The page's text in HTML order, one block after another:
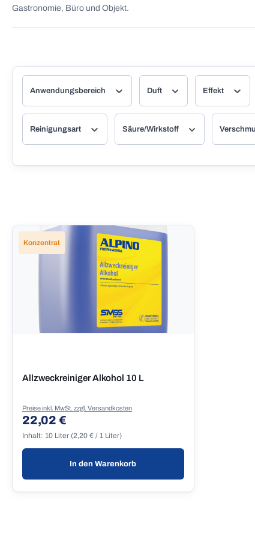
Gastronomie, Büro und Objekt.
Anwendungsbereich Duft Effekt
Reinigungsart Säure/Wirkstoff
Konzentrat
Allzweckreiniger Alkohol 10 L
Inhalt: 10 Liter (2,20 € / 1 Liter)
Regulärer Preis:
22,02 €
Preise inkl. MwSt. zzgl. Versandkosten
In den Warenkorb